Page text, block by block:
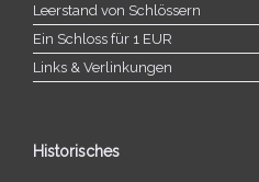
Leerstand von Schlössern
Ein Schloss für 1 EUR
Links & Verlinkungen
Historisches